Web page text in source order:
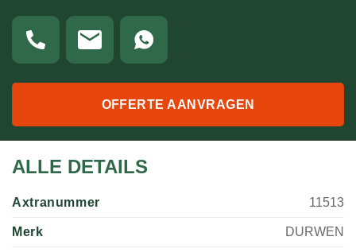
OFFERTE AANVRAGEN
ALLE DETAILS
Axtranummer 11513
Merk DURWEN